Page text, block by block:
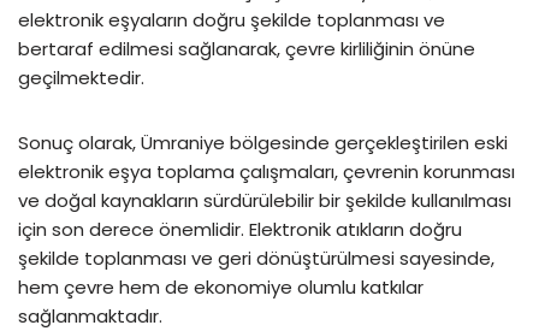
elektronik eşyaların doğru şekilde toplanması ve
bertaraf edilmesi sağlanarak, çevre kirliliğinin önüne
geçilmektedir.
Sonuç olarak, Ümraniye bölgesinde gerçekleştirilen eski
elektronik eşya toplama çalışmaları, çevrenin korunması
ve doğal kaynakların sürdürülebilir bir şekilde kullanılması
için son derece önemlidir. Elektronik atıkların doğru
şekilde toplanması ve geri dönüştürülmesi sayesinde,
hem çevre hem de ekonomiye olumlu katkılar
sağlanmaktadır.